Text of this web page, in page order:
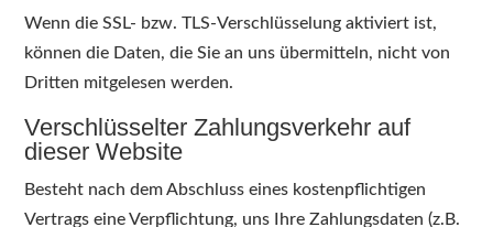
Wenn die SSL- bzw. TLS-Verschlüsselung aktiviert ist,
können die Daten, die Sie an uns übermitteln, nicht von
Dritten mitgelesen werden.
Verschlüsselter Zahlungsverkehr auf
dieser Website
Besteht nach dem Abschluss eines kostenpflichtigen
Vertrags eine Verpflichtung, uns Ihre Zahlungsdaten (z.B.